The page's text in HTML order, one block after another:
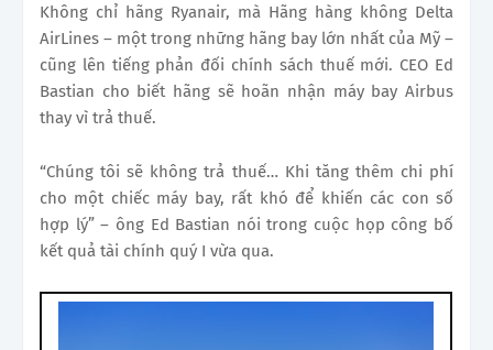
Không chỉ hãng Ryanair, mà Hãng hàng không Delta
AirLines – một trong những hãng bay lớn nhất của Mỹ –
cũng lên tiếng phản đối chính sách thuế mới. CEO Ed
Bastian cho biết hãng sẽ hoãn nhận máy bay Airbus
thay vì trả thuế.
“Chúng tôi sẽ không trả thuế… Khi tăng thêm chi phí
cho một chiếc máy bay, rất khó để khiến các con số
hợp lý” – ông Ed Bastian nói trong cuộc họp công bố
kết quả tài chính quý I vừa qua.